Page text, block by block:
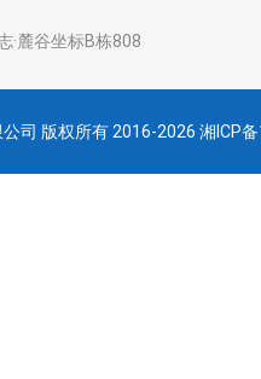
·麓谷坐标B栋808
司 版权所有 2016-2026 湘ICP